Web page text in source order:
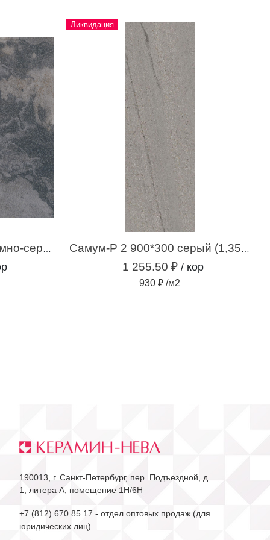
Ликвидация
1 255.50 ₽ / кор
930 ₽ /м2
190013, г. Санкт-Петербург, пер. Подъездной, д.
1, литера А, помещение 1Н/6Н
+7 (812) 670 85 17 - отдел оптовых продаж (для
юридических лиц)